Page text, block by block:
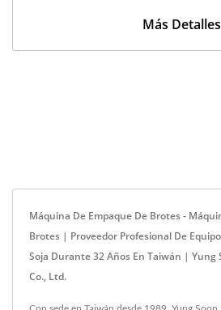
Más Detalles
Máquina De Empaque De Brotes -
Brotes | Proveedor Profesional De
Soja Durante 32 Años En Taiwán | Yung
Co., Ltd.